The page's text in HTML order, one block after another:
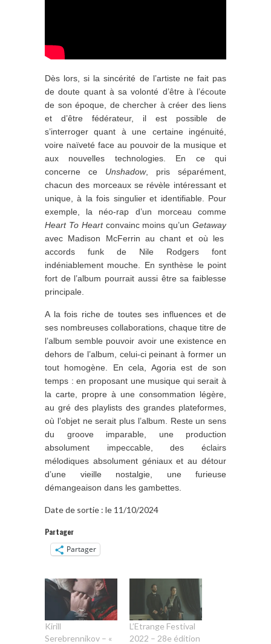
Dès lors, si la sincérité de l’artiste ne fait pas
de doute quant à sa volonté d’être à l’écoute
de son époque, de chercher à créer des liens
et d’être fédérateur, il est possible de
s’interroger quant à une certaine ingénuité,
voire naïveté face au pouvoir de la musique et
aux nouvelles technologies. En ce qui
concerne ce Unshadow, pris séparément,
chacun des morceaux se révèle intéressant et
unique, à la fois singulier et identifiable. Pour
exemple, la néo-rap d’un morceau comme
Heart To Heartconvainc moins qu’unGetaway
avec Madison McFerrin au chant et où les
accords funk de Nile Rodgers font
indéniablement mouche. En synthèse le point
fort de l’album pourrait aussi être sa faiblesse
principale.
A la fois riche de toutes ses influences et de
ses nombreuses collaborations, chaque titre de
l’album semble pouvoir avoir une existence en
dehors de l’album, celui-ci peinant à former un
tout homogène. En cela, Agoria est de son
temps : en proposant une musique qui serait à
la carte, propre à une consommation légère,
au gré des playlists des grandes plateformes,
où l’objet ne serait plus l’album. Reste un sens
du groove imparable, une production
absolument impeccable, des éclairs
mélodiques absolument géniaux et au détour
d’une vieille nostalgie, une furieuse
démangeaison dans les gambettes.
Date de sortie : le 11/10/2024
Partager
Partager
Kirill
Serebrennikov – «
L’Etrange Festival
2022 – 28e édition